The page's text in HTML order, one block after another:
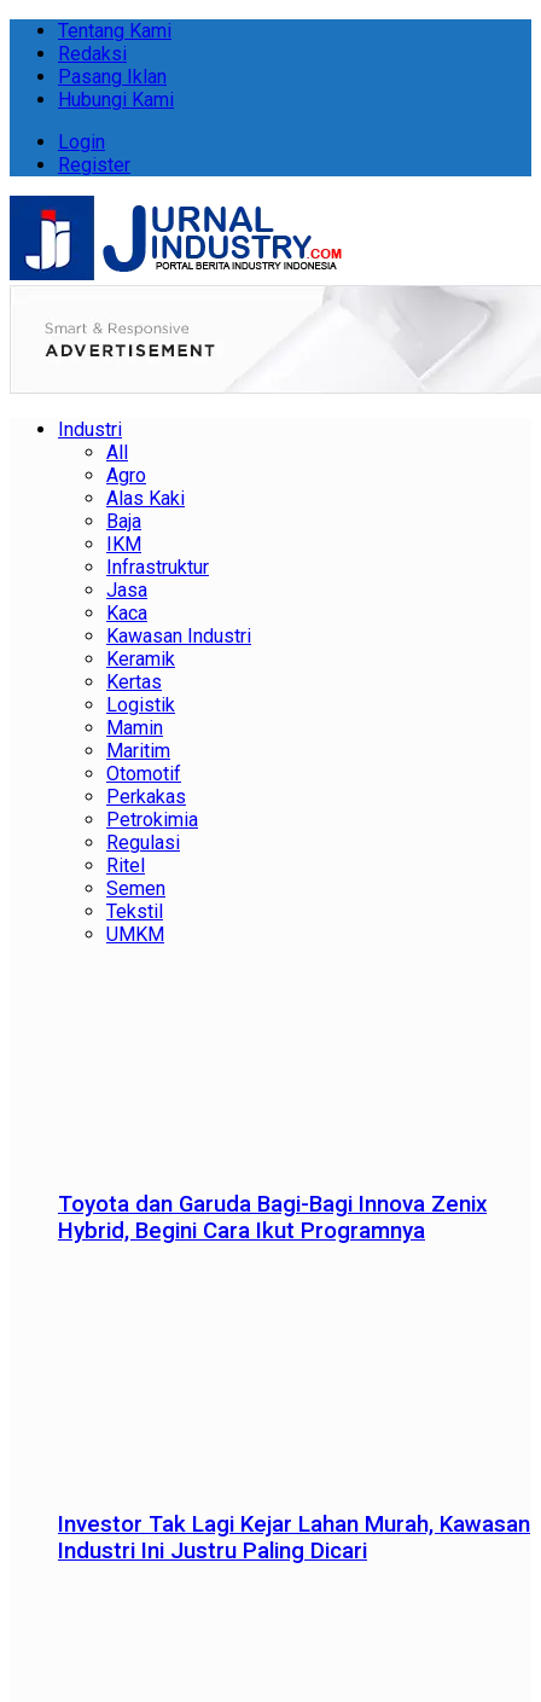
Tentang Kami
Redaksi
Pasang Iklan
Hubungi Kami
Login
Register
Industri
All
Agro
Alas Kaki
Baja
IKM
Infrastruktur
Jasa
Kaca
Kawasan Industri
Keramik
Kertas
Logistik
Mamin
Maritim
Otomotif
Perkakas
Petrokimia
Regulasi
Ritel
Semen
Tekstil
UMKM
Toyota dan Garuda Bagi-Bagi Innova Zenix
Hybrid, Begini Cara Ikut Programnya
Investor Tak Lagi Kejar Lahan Murah, Kawasan
Industri Ini Justru Paling Dicari